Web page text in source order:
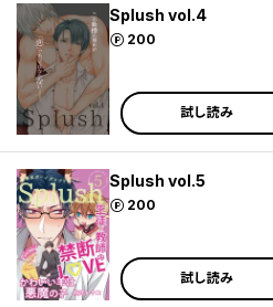
Splush vol.4
200
ポイント
試し読み
Splush vol.5
200
ポイント
試し読み